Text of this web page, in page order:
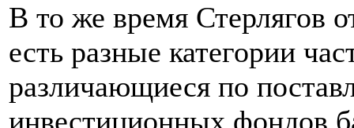
В то же время Стерлягов
есть разные категории
различающиеся по
инвестиционных фондов